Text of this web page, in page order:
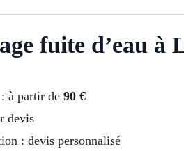
fuite d’eau à
à partir de 90 €
devis
: devis personnalisé